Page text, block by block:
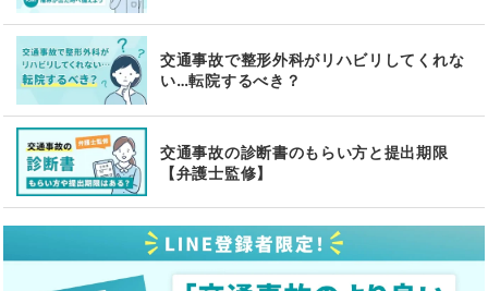
交通事故で整形外科がリハビリしてくれな
い…転院するべき？
交通事故の診断書のもらい方と提出期限
【弁護士監修】